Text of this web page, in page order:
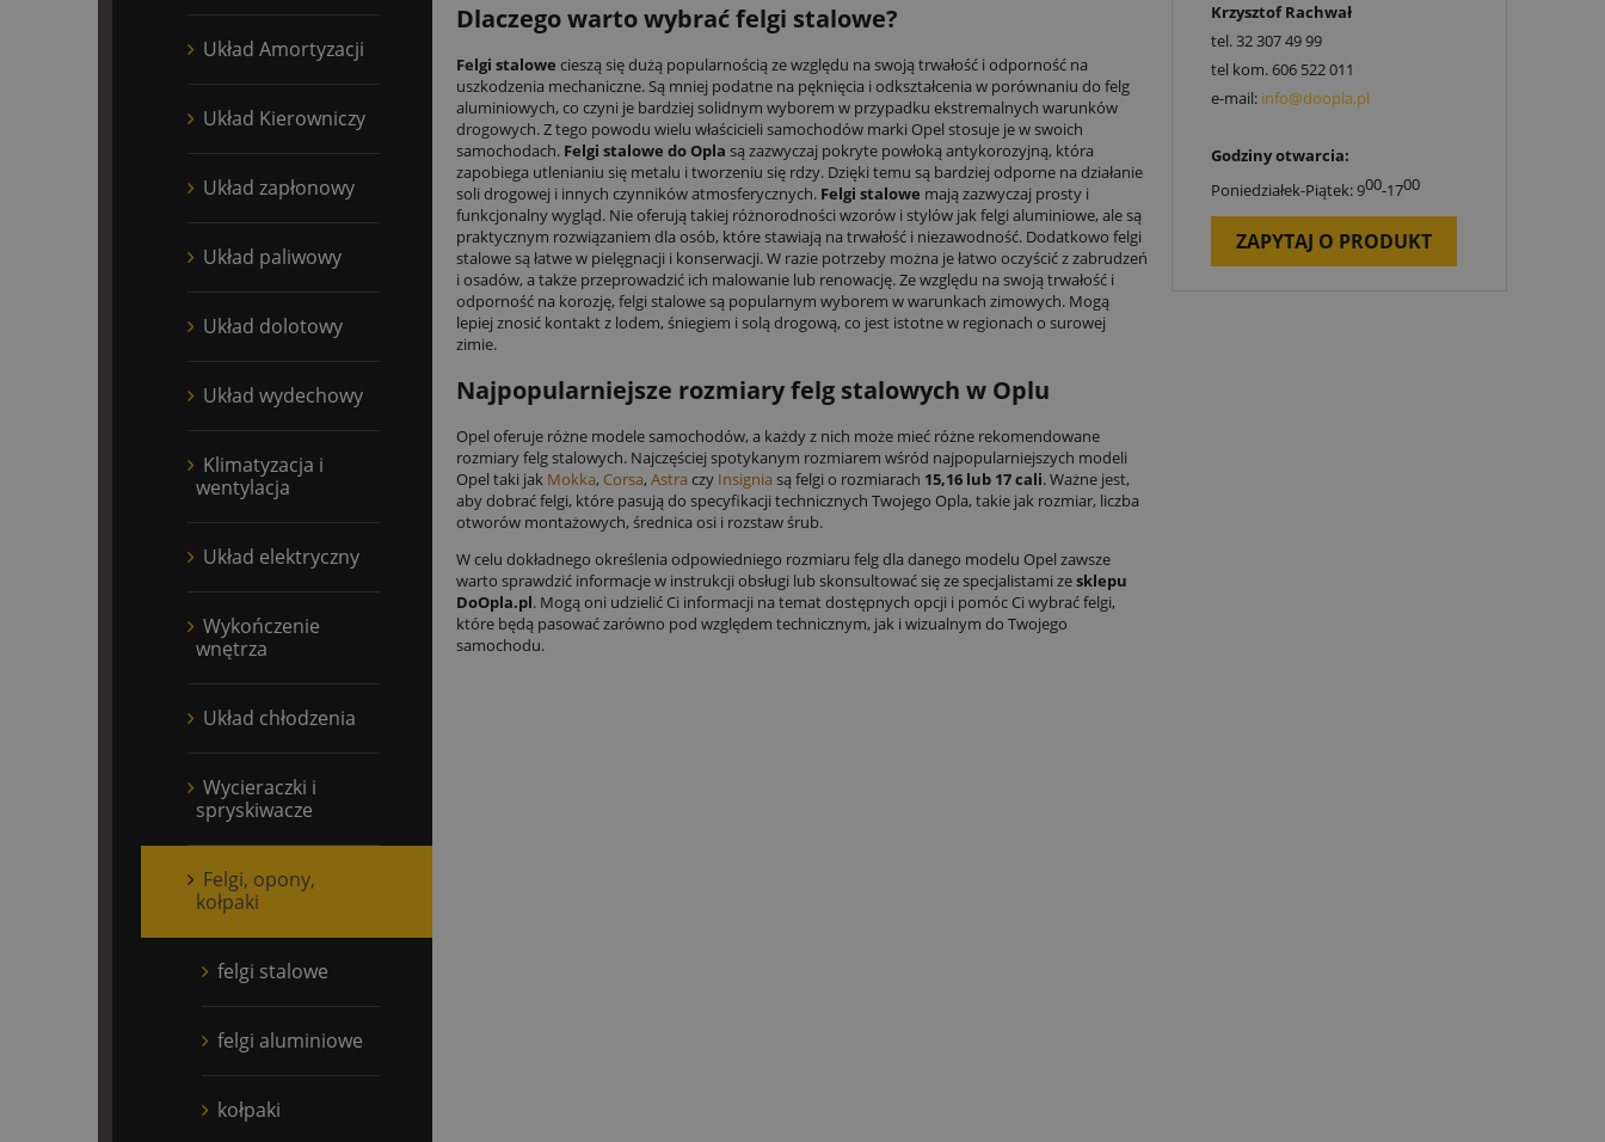
Układ Amortyzacji
Układ Kierowniczy
Układ zapłonowy
Układ paliwowy
Układ dolotowy
Układ wydechowy
Klimatyzacja i
wentylacja
Układ elektryczny
Wykończenie
wnętrza
Układ chłodzenia
Wycieraczki i
spryskiwacze
Felgi, opony,
kołpaki
felgi stalowe
felgi aluminiowe
kołpaki
Dlaczego warto wybrać felgi stalowe?
Felgi stalowe cieszą się dużą popularnością ze względu na swoją trwałość i odporność na
uszkodzenia mechaniczne. Są mniej podatne na pęknięcia i odkształcenia w porównaniu do felg
aluminiowych, co czyni je bardziej solidnym wyborem w przypadku ekstremalnych warunków
drogowych. Z tego powodu wielu właścicieli samochodów marki Opel stosuje je w swoich
samochodach. Felgi stalowe do Opla są zazwyczaj pokryte powłoką antykorozyjną, która
zapobiega utlenianiu się metalu i tworzeniu się rdzy. Dzięki temu są bardziej odporne na działanie
soli drogowej i innych czynników atmosferycznych. Felgi stalowe mają zazwyczaj prosty i
funkcjonalny wygląd. Nie oferują takiej różnorodności wzorów i stylów jak felgi aluminiowe, ale są
praktycznym rozwiązaniem dla osób, które stawiają na trwałość i niezawodność. Dodatkowo felgi
stalowe są łatwe w pielęgnacji i konserwacji. W razie potrzeby można je łatwo oczyścić z zabrudzeń
i osadów, a także przeprowadzić ich malowanie lub renowację. Ze względu na swoją trwałość i
odporność na korozję, felgi stalowe są popularnym wyborem w warunkach zimowych. Mogą
lepiej znosić kontakt z lodem, śniegiem i solą drogową, co jest istotne w regionach o surowej
zimie.
Najpopularniejsze rozmiary felg stalowych w Oplu
Opel oferuje różne modele samochodów, a każdy z nich może mieć różne rekomendowane
rozmiary felg stalowych. Najczęściej spotykanym rozmiarem wśród najpopularniejszych modeli
Opel taki jak Mokka, Corsa, Astra czy Insignia są felgi o rozmiarach 15,16 lub 17 cali. Ważne jest,
aby dobrać felgi, które pasują do specyfikacji technicznych Twojego Opla, takie jak rozmiar, liczba
otworów montażowych, średnica osi i rozstaw śrub.
W celu dokładnego określenia odpowiedniego rozmiaru felg dla danego modelu Opel zawsze
warto sprawdzić informacje w instrukcji obsługi lub skonsultować się ze specjalistami zesklepu
DoOpla.pl. Mogą oni udzielić Ci informacji na temat dostępnych opcji i pomóc Ci wybrać felgi,
które będą pasować zarówno pod względem technicznym, jak i wizualnym do Twojego
samochodu.
Krzysztof Rachwał
tel.32 307 49 99
tel kom.606 522 011
e-mail: info@doopla.pl
Godziny otwarcia:
Poniedziałek-Piątek: 900-1700
ZAPYTAJ O PRODUKT